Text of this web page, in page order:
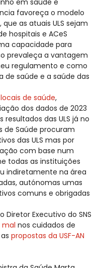
em saúde e
favoreça o modelo
as atuais ULS sejam
hospitais e ACeS
capacidade para
prevaleça a vantagem
regulamento e como
de saúde e a saúde das
de saúde,
dos dados de 2023
das ULS já no
de Saúde procuram
das ULS mas por
com base num
todas as instituições
indiretamente na área
autónomas umas
comuns e obrigadas
Diretor Executivo do SNS
mal nos cuidados de
propostas da USF-AN